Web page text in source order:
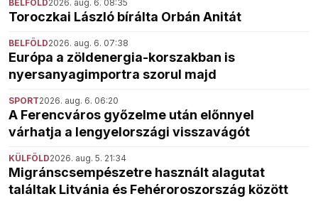
BELFÖLD2026. aug. 6. 08:35
Toroczkai László bírálta Orbán Anitát
BELFÖLD2026. aug. 6. 07:38
Európa a zöldenergia-korszakban is
nyersanyagimportra szorul majd
SPORT2026. aug. 6. 06:20
A Ferencváros győzelme után előnnyel
várhatja a lengyelországi visszavágót
KÜLFÖLD2026. aug. 5. 21:34
Migránscsempészetre használt alagutat
találtak Litvánia és Fehéroroszország között